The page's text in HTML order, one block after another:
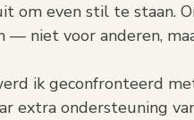
om even stil te staan.
niet voor anderen,
ik geconfronteerd
extra ondersteuning